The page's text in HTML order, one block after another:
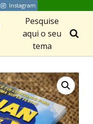
Instagram
Pesquise
aqui o seu
tema